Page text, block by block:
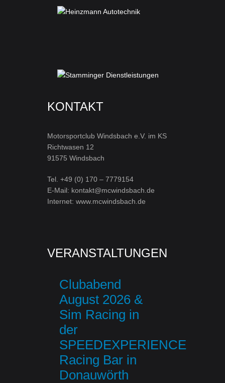
KONTAKT
Motorsportclub Windsbach e.V. im KS
Richtwasen 12
91575 Windsbach
Tel. +49 (0) 170 – 7779154
E-Mail: kontakt@mcwindsbach.de
Internet: www.mcwindsbach.de
VERANSTALTUNGEN
Clubabend
August 2026 &
Sim Racing in
der
SPEEDEXPERIENCE
Racing Bar in
Donauwörth